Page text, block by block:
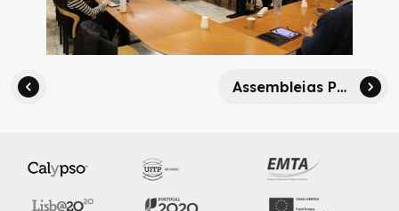
Assembleias Participativas do PMMUS chegaram a Setúbal e a Lisboa